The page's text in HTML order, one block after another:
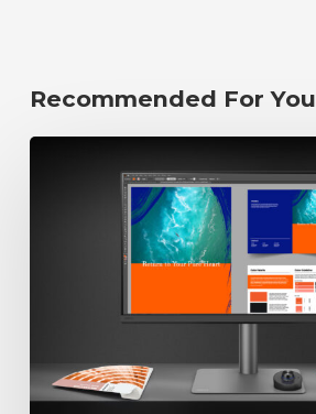
Recommended For You